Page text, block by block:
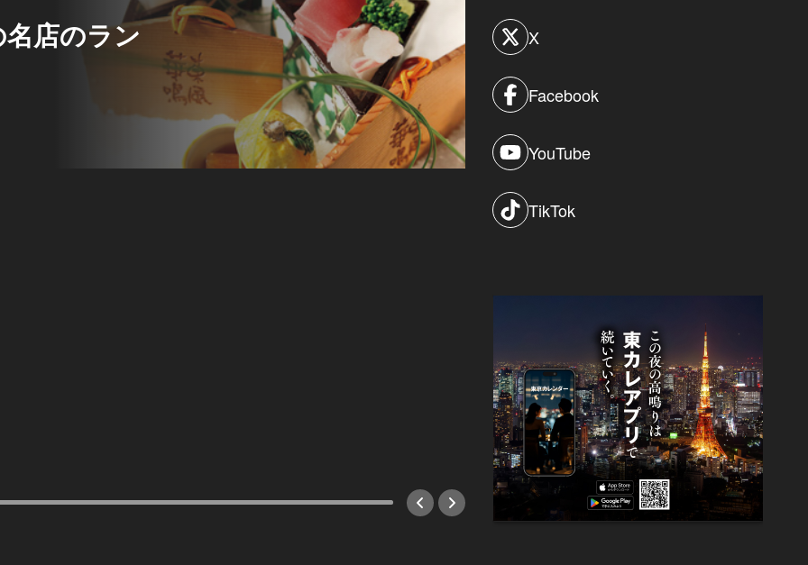
店のラン X
Facebook
YouTube
TikTok